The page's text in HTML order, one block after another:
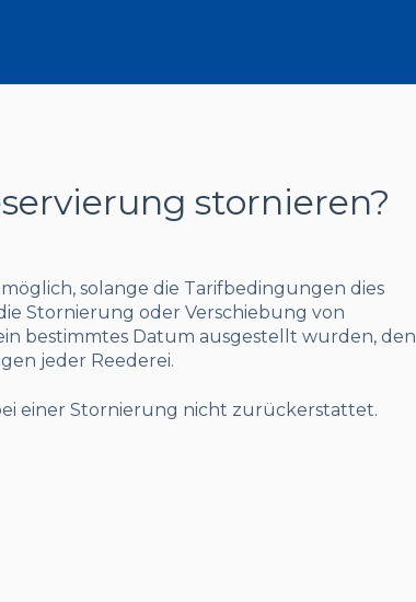
stornieren?
solange die Tarifbedingungen dies
Stornierung oder Verschiebung von
bestimmtes Datum ausgestellt wurden, den
jeder Reederei.
einer Stornierung nicht zurückerstattet.